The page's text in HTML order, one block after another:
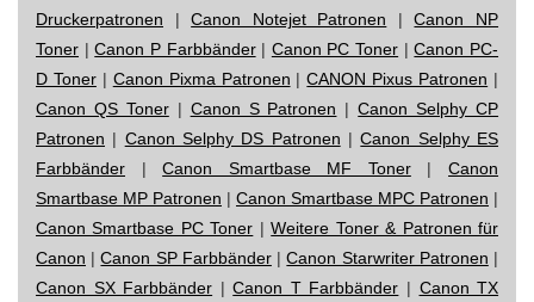
Druckerpatronen |Canon Notejet Patronen |Canon NP
Toner |Canon P Farbbänder| Canon PC Toner |Canon PC-
D Toner| Canon Pixma Patronen |CANON Pixus Patronen |
Canon QS Toner| Canon S Patronen |Canon Selphy CP
Patronen | Canon Selphy DS Patronen |Canon Selphy ES
Farbbänder |Canon Smartbase MF Toner|Canon
Smartbase MP Patronen | Canon Smartbase MPC Patronen |
Canon Smartbase PC Toner |Weitere Toner & Patronen für
Canon |Canon SP Farbbänder|Canon Starwriter Patronen |
Canon SX Farbbänder |Canon T Farbbänder | Canon TX